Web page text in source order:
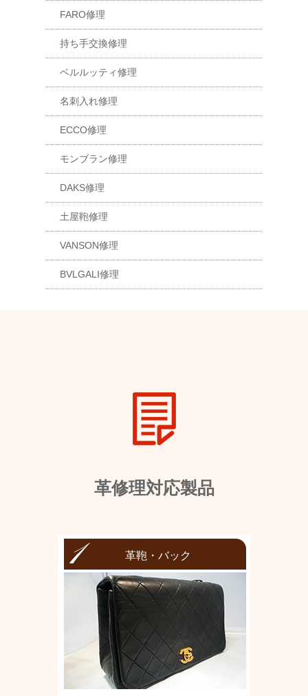
FARO修理
持ち手交換修理
ベルルッティ修理
名刺入れ修理
ECCO修理
モンブラン修理
DAKS修理
土屋鞄修理
VANSON修理
BVLGALI修理
革修理対応製品
革鞄・バック